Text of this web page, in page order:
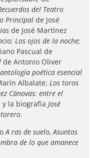
del Teatro
Principalde José
de José Martínez
Los ojos de la noche;
Pascual de
de Antonio Oliver
poética esencial
Albalate; Los toros
Cánovas: entre el
y la biografía José
.
A ras de suelo, Asuntos
de lo que amanece